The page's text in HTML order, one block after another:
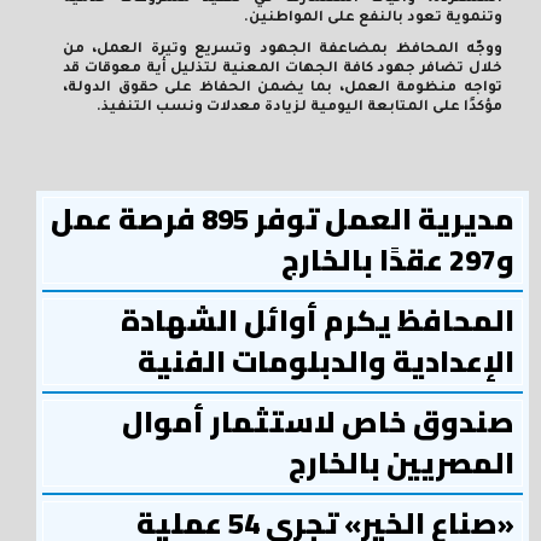
وتنموية تعود بالنفع على المواطنين.
ووجّه المحافظ بمضاعفة الجهود وتسريع وتيرة العمل، من
خلال تضافر جهود كافة الجهات المعنية لتذليل أية معوقات قد
تواجه منظومة العمل، بما يضمن الحفاظ على حقوق الدولة،
مؤكدًا على المتابعة اليومية لزيادة معدلات ونسب التنفيذ.
مديرية العمل توفر 895 فرصة عمل
و297 عقدًا بالخارج
المحافظ يكرم أوائل الشهادة
الإعدادية والدبلومات الفنية
صندوق خاص لاستثمار أموال
المصريين بالخارج
«صناع الخير» تجري 54 عملية